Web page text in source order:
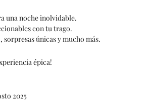
una noche inolvidable.
con tu trago.
sorpresas únicas y mucho más.
épica!
2025